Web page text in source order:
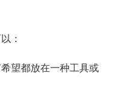
：
望都放在一种工具或